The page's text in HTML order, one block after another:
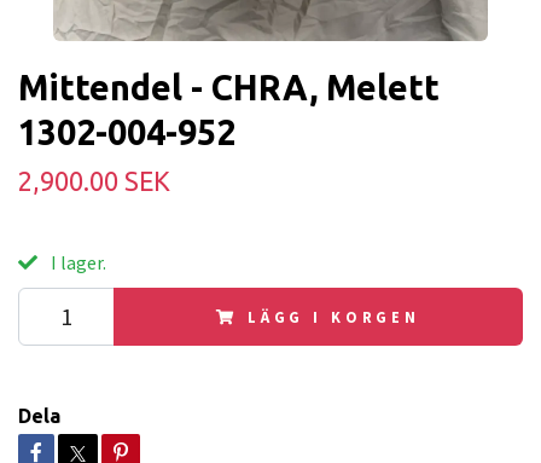
Mittendel - CHRA, Melett
1302-004-952
2,900.00 SEK
I lager.
LÄGG I KORGEN
Dela